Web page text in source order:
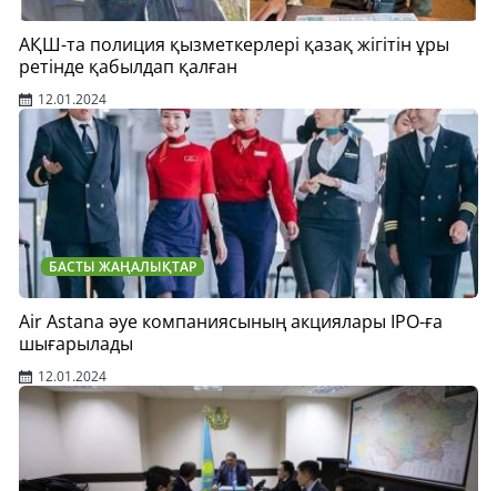
АҚШ-та полиция қызметкерлері қазақ жігітін ұры
ретінде қабылдап қалған
12.01.2024
БАСТЫ ЖАҢАЛЫҚТАР
Air Astana әуе компаниясының акциялары IPO-ға
шығарылады
12.01.2024